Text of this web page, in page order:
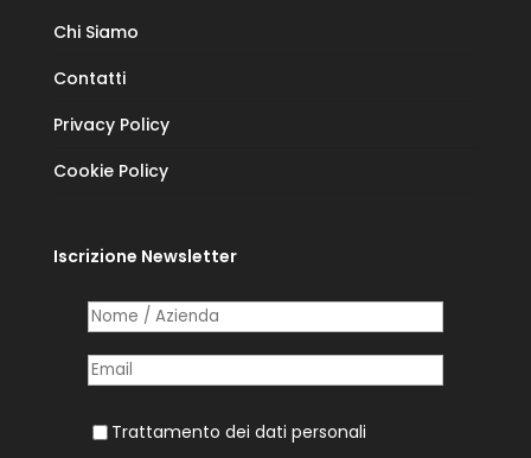
Chi Siamo
Contatti
Privacy Policy
Cookie Policy
Iscrizione Newsletter
Nome /​ Azienda
Posta elettronica
Trattamento dei dati personali
Trattamento dei dati personali